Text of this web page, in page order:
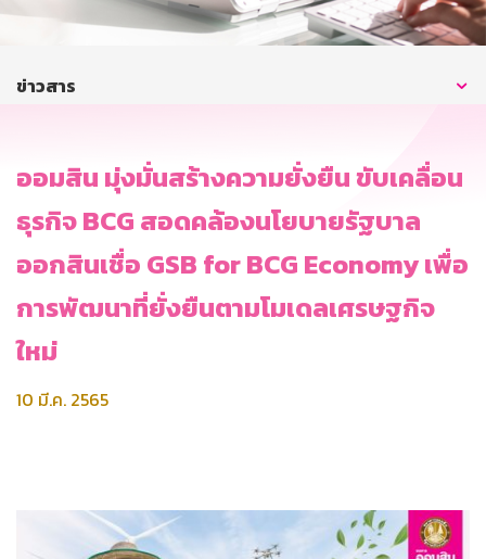
บริการออนไลน์
ข่าวสาร
ออมสิน มุ่งมั่นสร้างความยั่งยืน ขับเคลื่อน
ธุรกิจ BCG สอดคล้องนโยบายรัฐบาล
ออกสินเชื่อ GSB for BCG Economy เพื่อ
การพัฒนาที่ยั่งยืนตามโมเดลเศรษฐกิจ
ใหม่
10 มี.ค. 2565